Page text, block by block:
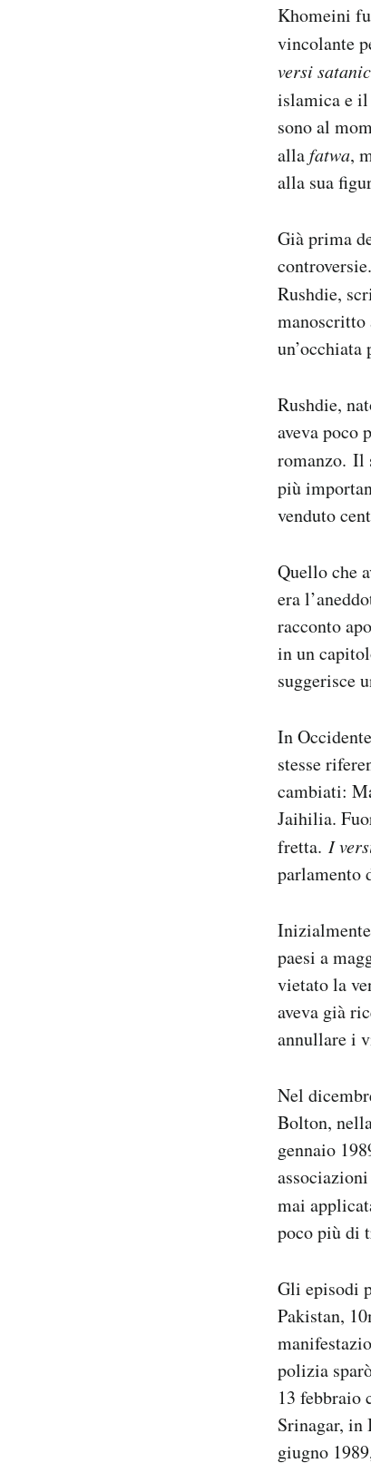
Khomeini
vincolante
versi
islamica e
sono al
allafatwa,
alla sua
Già prima
Rushdie,
manoscritto
un’occhiata
Rushdie,
aveva poco
romanzo. Il
più
venduto
Quello che
era
racconto
in un
suggerisce
In
stesse
cambiati:
Jaihilia.
fretta. I
parlamento
paesi a
vietato la
aveva già
annullare i
Nel
Bolton,
gennaio
mai
poco più di
Gli episodi
Pakistan,
polizia
13 febbraio
Srinagar, in
giugno